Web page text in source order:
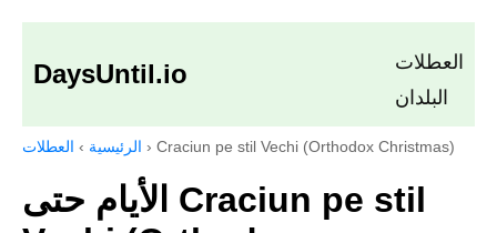
DaysUntil.io
العطلات
البلدان
الرئيسية › العطلات › Craciun pe stil Vechi (Orthodox Christmas)
الأيام حتى Craciun pe stil